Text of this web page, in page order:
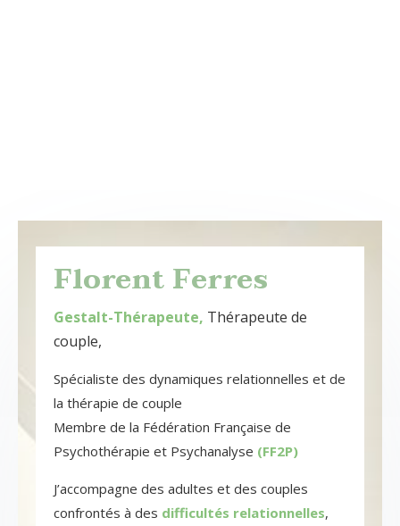
Florent Ferres
Gestalt-Thérapeute, Thérapeute de
couple,
Spécialiste des dynamiques relationnelles et de
la thérapie de couple
Membre de la Fédération Française de
Psychothérapie et Psychanalyse (FF2P)
J’accompagne des adultes et des couples
confrontés à des difficultés relationnelles,